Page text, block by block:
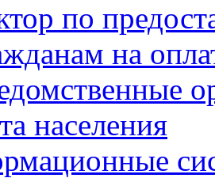
по
на
населения